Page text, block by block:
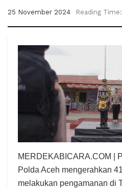
25 November 2024 Reading
MERDEKABICARA.COM |
Polda Aceh mengerahkan
melakukan pengamanan di